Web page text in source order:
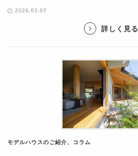
2026.03.07
詳しく見る
モデルハウスのご紹介、 コラム